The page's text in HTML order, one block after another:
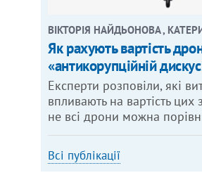
ВІКТОРІЯ НАЙДЬОНОВА ,
Як рахують вартість
«антикорупційній
Експерти розповіли, які
впливають на вартість цих
не всі дрони можна
Всі публікації